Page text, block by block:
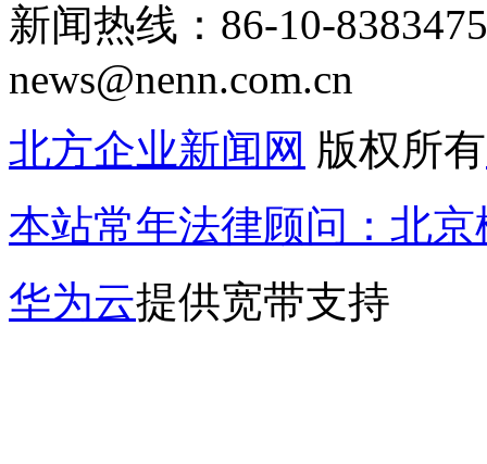
新闻热线：86-10-
news@nenn.com.cn
北方企业新闻网 版权所有
本站常年法律顾问：北
华为云提供宽带支持